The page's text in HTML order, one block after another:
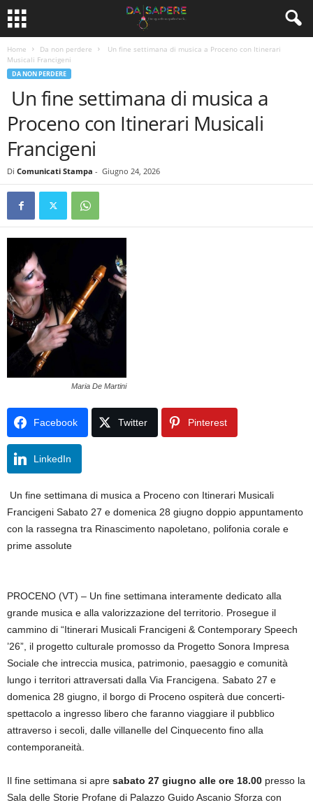
Home Da non perdere
Un fine settimana di musica a Proceno con Itinerari
Musicali Francigeni
DA NON PERDERE
Un fine settimana di musica a
Proceno con Itinerari Musicali
Francigeni
Di Comunicati Stampa - Giugno 24, 2026
Maria De Martini
Facebook Twitter Pinterest
LinkedIn
Un fine settimana di musica a Proceno con Itinerari Musicali
Francigeni Sabato 27 e domenica 28 giugno doppio appuntamento
con la rassegna tra Rinascimento napoletano, polifonia corale e
prime assolute
PROCENO (VT) – Un fine settimana interamente dedicato alla
grande musica e alla valorizzazione del territorio. Prosegue il
cammino di “Itinerari Musicali Francigeni & Contemporary Speech
’26”, il progetto culturale promosso da Progetto Sonora Impresa
Sociale che intreccia musica, patrimonio, paesaggio e comunità
lungo i territori attraversati dalla Via Francigena. Sabato 27 e
domenica 28 giugno, il borgo di Proceno ospiterà due concerti-
spettacolo a ingresso libero che faranno viaggiare il pubblico
attraverso i secoli, dalle villanelle del Cinquecento fino alla
contemporaneità.
Il fine settimana si apre sabato 27 giugno alle ore 18.00 presso la
Sala delle Storie Profane di Palazzo Guido Ascanio Sforza con